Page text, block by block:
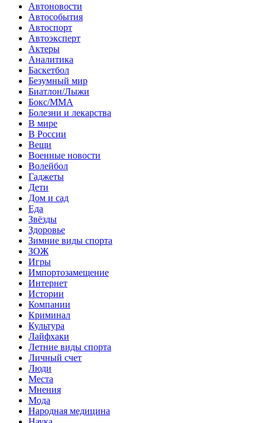
Автоновости
Автособытия
Автоспорт
Автоэксперт
Актеры
Аналитика
Баскетбол
Безумный мир
Биатлон/Лыжи
Бокс/MMA
Болезни и лекарства
В мире
В России
Вещи
Военные новости
Волейбол
Гаджеты
Дети
Дом и сад
Еда
Звёзды
Здоровье
Зимние виды спорта
ЗОЖ
Игры
Импортозамещение
Интернет
Истории
Компании
Криминал
Культура
Лайфхаки
Летние виды спорта
Личный счет
Люди
Места
Мнения
Мода
Народная медицина